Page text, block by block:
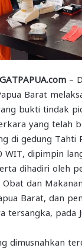
–
Barat
bukti tindak
yang telah
di gedung Tahti
WIT, dipimpin
dihadiri oleh
Obat dan
Barat, dan
tersangka, pada
dimusnahkan